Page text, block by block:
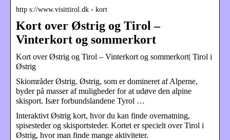
http s://www.visittirol.dk › kort
Kort over Østrig og Tirol –
Vinterkort og sommerkort
Kort over Østrig og Tirol – Vinterkort og sommerkort| Tirol i
Østrig
Skiområder Østrig. Østrig, som er domineret af Alperne,
byder på masser af muligheder for at udøve den alpine
skisport. Især forbundslandene Tyrol …
Interaktivt Østrig kort, hvor du kan finde overnatning,
spisesteder og skisportsteder. Kortet er specielt over Tirol i
Østrig, hvor man finde mange aktiviteter.